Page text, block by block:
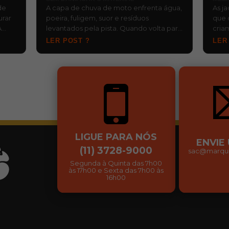
d…
A capa de chuva de moto enfrenta água,
poeira, fuligem, suor e resíduos
levantados pela pista. Quando volta para
o baú ainda molhada e fica esquecida,…
LER POST ?
As
que
LIGUE PARA NÓS
(11) 3728-9000
Segunda à Quinta das 7h00
às 17h00 e Sexta das 7h00 às
16h00
ENVIE